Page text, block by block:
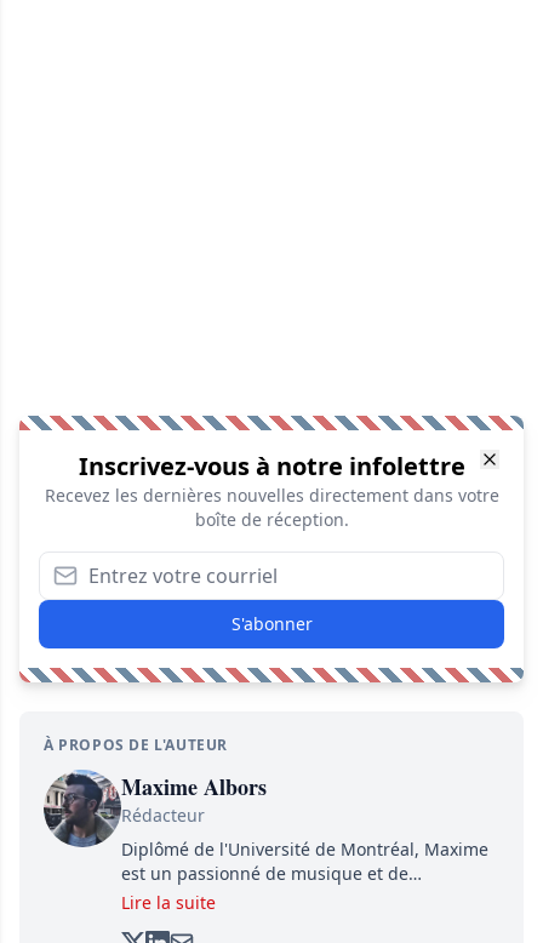
Inscrivez-vous à notre infolettre
Recevez les dernières nouvelles directement dans votre
boîte de réception.
S'abonner
À PROPOS DE L'AUTEUR
Maxime Albors
Rédacteur
Diplômé de l'Université de Montréal, Maxime
est un passionné de musique et de
basketball. Il suit de très près l'actualité pour
Lire la suite